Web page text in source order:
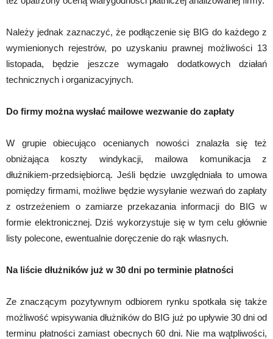
Należy jednak zaznaczyć, że podłączenie się BIG do każdego z
wymienionych rejestrów, po uzyskaniu prawnej możliwości 13
listopada, będzie jeszcze wymagało dodatkowych działań
technicznych i organizacyjnych.
Do firmy można wysłać mailowe wezwanie do zapłaty
W grupie obiecująco ocenianych nowości znalazła się też
obniżająca koszty windykacji, mailowa komunikacja z
dłużnikiem-przedsiębiorcą. Jeśli będzie uwzględniała to umowa
pomiędzy firmami, możliwe będzie wysyłanie wezwań do zapłaty
z ostrzeżeniem o zamiarze przekazania informacji do BIG w
formie elektronicznej. Dziś wykorzystuje się w tym celu głównie
listy polecone, ewentualnie doręczenie do rąk własnych.
Na liście dłużników już w 30 dni po terminie płatności
Ze znaczącym pozytywnym odbiorem rynku spotkała się także
możliwość wpisywania dłużników do BIG już po upływie 30 dni od
terminu płatności zamiast obecnych 60 dni. Nie ma wątpliwości,